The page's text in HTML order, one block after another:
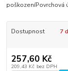
poškozeníPovrchová
Dostupnost 7
257,60 Kč
209,43 Kč bez DPH